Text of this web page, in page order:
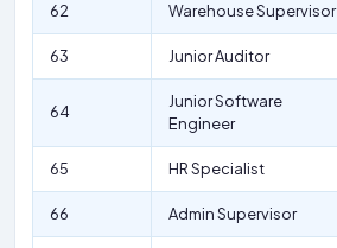
62 Warehouse Supervisor
63 Junior Auditor
64
Junior Software
Engineer
65 HR Specialist
66 Admin Supervisor